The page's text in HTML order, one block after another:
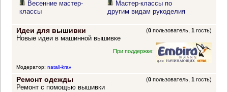
Весенние мастер-
классы
Мастер-классы по
другим видам рукоделия
Идеи для вышивки (0 пользователь,1 гость)
Новые идеи в машинной вышивке
При поддержке:
Модератор: natali-krav
Ремонт одежды (0 пользователь,1 гость)
Ремонт с помощью вышивки